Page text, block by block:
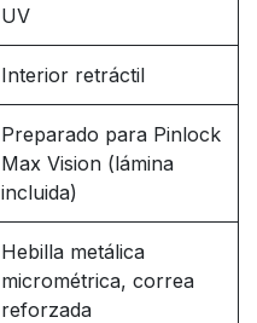
UV
Interior retráctil
Preparado para Pinlock
Max Vision (lámina
incluida)
Hebilla metálica
micrométrica, correa
reforzada